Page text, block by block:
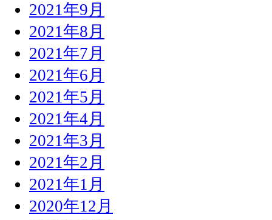
2021年9月
2021年8月
2021年7月
2021年6月
2021年5月
2021年4月
2021年3月
2021年2月
2021年1月
2020年12月